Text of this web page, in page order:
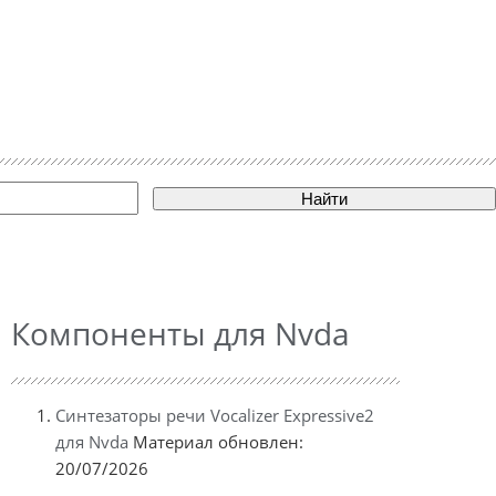
Найти
Компоненты для Nvda
Синтезаторы речи Vocalizer Expressive2
для Nvda Материал обновлен:
20/07/2026